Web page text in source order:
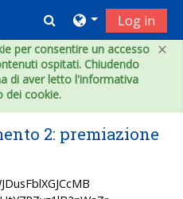
×
per consentire un accesso
ospitati. Chiudendo
di aver letto l'informativa
dei cookie.
Toggle search
Log in
2: premiazione